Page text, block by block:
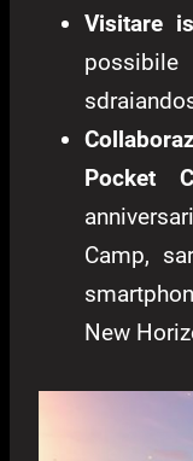
Visitare
Pocket
Camp,
New